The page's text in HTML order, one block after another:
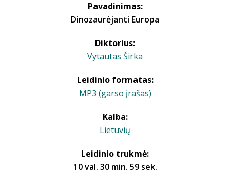
Pavadinimas:
Dinozaurėjanti Europa
Diktorius:
Vytautas Širka
Leidinio formatas:
MP3 (garso įrašas)
Kalba:
Lietuvių
Leidinio trukmė:
10 val. 30 min. 59 sek.